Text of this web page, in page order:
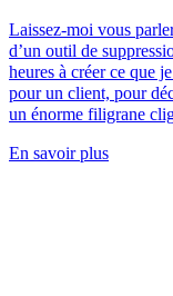
Laissez-moi vous
d’un outil de
heures à créer ce que
pour un client, pour
un énorme filigrane
En savoir plus